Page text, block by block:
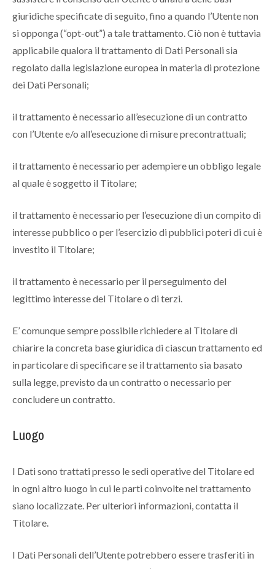
giuridiche specificate di seguito, fino a quando l’Utente non
si opponga (“opt-out”) a tale trattamento. Ciò non è tuttavia
applicabile qualora il trattamento di Dati Personali sia
regolato dalla legislazione europea in materia di protezione
dei Dati Personali;
il trattamento è necessario all’esecuzione di un contratto
con l’Utente e/o all’esecuzione di misure precontrattuali;
il trattamento è necessario per adempiere un obbligo legale
al quale è soggetto il Titolare;
il trattamento è necessario per l’esecuzione di un compito di
interesse pubblico o per l’esercizio di pubblici poteri di cui è
investito il Titolare;
il trattamento è necessario per il perseguimento del
legittimo interesse del Titolare o di terzi.
E’ comunque sempre possibile richiedere al Titolare di
chiarire la concreta base giuridica di ciascun trattamento ed
in particolare di specificare se il trattamento sia basato
sulla legge, previsto da un contratto o necessario per
concludere un contratto.
Luogo
I Dati sono trattati presso le sedi operative del Titolare ed
in ogni altro luogo in cui le parti coinvolte nel trattamento
siano localizzate. Per ulteriori informazioni, contatta il
Titolare.
I Dati Personali dell’Utente potrebbero essere trasferiti in